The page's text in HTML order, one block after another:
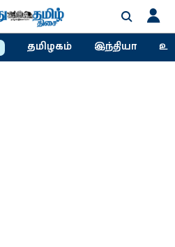
தமிழகம் இந்தியா